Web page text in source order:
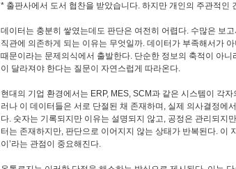
* 출판사에서 도서 협찬을 받았습니다. 하지만 개인의 주관적인
데이터는 충분히 쌓였는데도 판단은 여전히 어렵다. 수많은 보
직관에 의존하게 되는 이유는 무엇일까. 데이터가 부족해서가
때문이라는 문제의식에서 출발한다. 단순한 정보의 축적이 아
이 달라져야 한다는 질문이 자연스럽게 따라온다.
현대의 기업 환경에서는 ERP, MES, SCM과 같은 시스템이 각
러나 이 데이터들은 서로 단절된 채 존재하며, 실제 의사결정에
다. 숫자는 기록되지만 이유는 설명되지 않고, 공정은 관리되지
터는 존재하지만, 판단으로 이어지지 않는 상태가 반복된다. 이
이’라는 관점이 중요해진다.